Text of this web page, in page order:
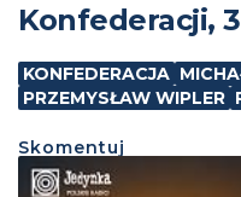
Konfederacji,
KONFEDERACJA
PRZEMYSŁAW WIPLER
Skomentuj